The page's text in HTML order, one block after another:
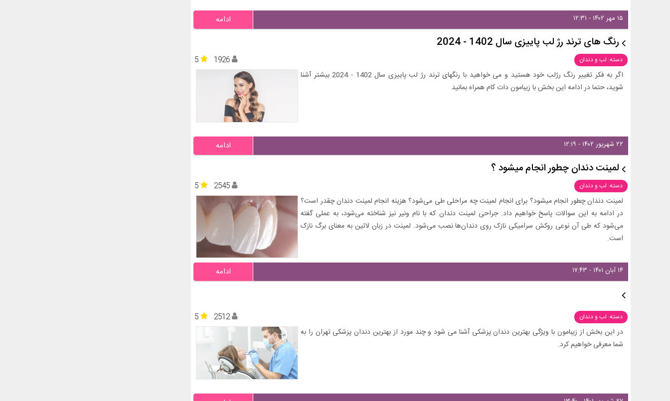
۱۵ مهر ۱۴۰۲ - ۱۲:۳۱ ادامه
رنگ های ترند رژ لب پاییزی سال 1402 - 2024
دسته: لب و دندان 5
1926
اگر به فکر تغییر رنگ رژلب خود هستید و می خواهید با رنگهای ترند رژ لب پاییزی سال 1402 - 2024 بیشتر آشنا
شوید، حتما در ادامه این بخش با زیبامون دات کام همراه بمانید
۲۲ شهریور ۱۴۰۲ - ۱۲:۱۹ ادامه
لمینت دندان چطور انجام میشود ؟
دسته: لب و دندان 5
2545
لمینت دندان چطور انجام میشود؟ برای انجام لمینت چه مراحلی طی می‌شود؟ هزینه انجام لمینت دندان چقدر است؟
در ادامه به این سوالات پاسخ خواهیم داد. جراحی لمینت دندان که با نام ونیر نیز شناخته می‌شود، به عملی گفته
می‌شود که طی آن نوعی روکش سرامیکی نازک روی دندان‌ها نصب می‌شود. لمینت در زبان لاتین به معنای برگ نازک
است.
۱۴ آبان ۱۴۰۱ - ۱۷:۴۳ ادامه
دسته: لب و دندان 5
2512
در این بخش از زیبامون با ویژگی بهترین دندان پزشکی آشنا می شود و چند مورد از بهترین دندان پزشکی تهران را به
شما معرفی خواهیم کرد.